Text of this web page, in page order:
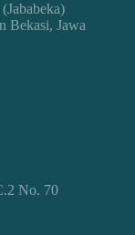
Bekasi, Jawa
No. 70